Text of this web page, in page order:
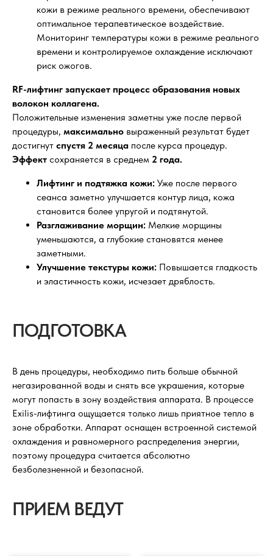
кожи в режиме реального времени, обеспечивают
оптимальное терапевтическое воздействие.
Мониторинг температуры кожи в режиме реального
времени и контролируемое охлаждение исключают
риск ожогов.
RF-лифтинг запускает процесс образования новых
волокон коллагена.
Положительные изменения заметны уже после первой
процедуры, максимально выраженный результат будет
достигнут спустя 2 месяца после курса процедур.
Эффект сохраняется в среднем 2 года.
Лифтинг и подтяжка кожи: Уже после первого
сеанса заметно улучшается контур лица, кожа
становится более упругой и подтянутой.
Разглаживание морщин: Мелкие морщины
уменьшаются, а глубокие становятся менее
заметными.
Улучшение текстуры кожи: Повышается гладкость
и эластичность кожи, исчезает дряблость.
ПОДГОТОВКА
В день процедуры, необходимо пить больше обычной
негазированной воды и снять все украшения, которые
могут попасть в зону воздействия аппарата. В процессе
Exilis-лифтинга ощущается только лишь приятное тепло в
зоне обработки. Аппарат оснащен встроенной системой
охлаждения и равномерного распределения энергии,
поэтому процедура считается абсолютно
безболезненной и безопасной.
ПРИЕМ ВЕДУТ